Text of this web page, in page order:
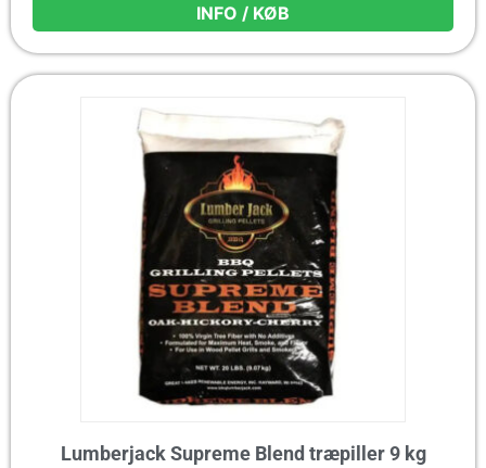
INFO / KØB
Lumberjack Supreme Blend træpiller 9 kg